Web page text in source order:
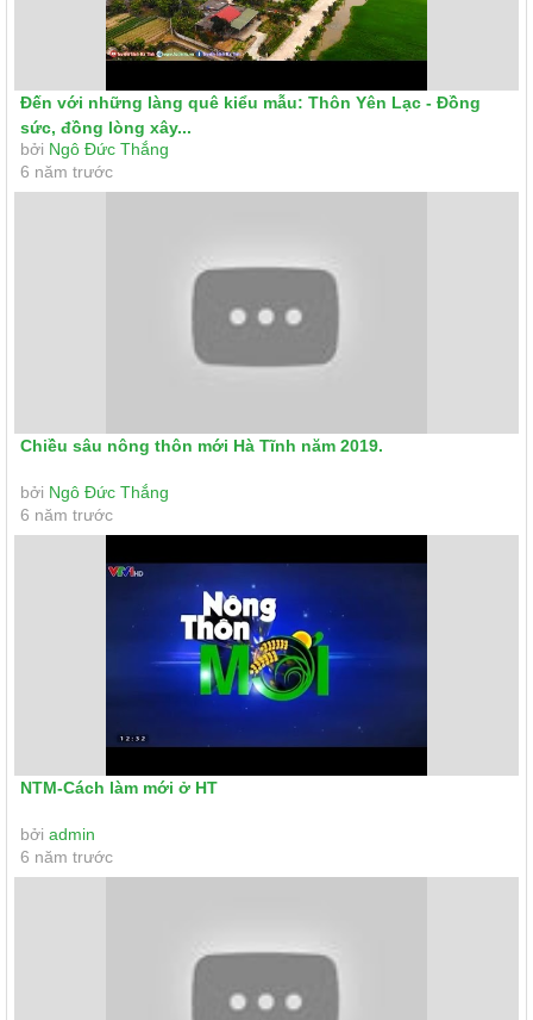
Đến với những làng quê kiểu mẫu: Thôn Yên Lạc - Đồng
sức, đồng lòng xây...
bởi Ngô Đức Thắng
6 năm trước
Chiều sâu nông thôn mới Hà Tĩnh năm 2019.
bởi Ngô Đức Thắng
6 năm trước
NTM-Cách làm mới ở HT
bởi admin
6 năm trước